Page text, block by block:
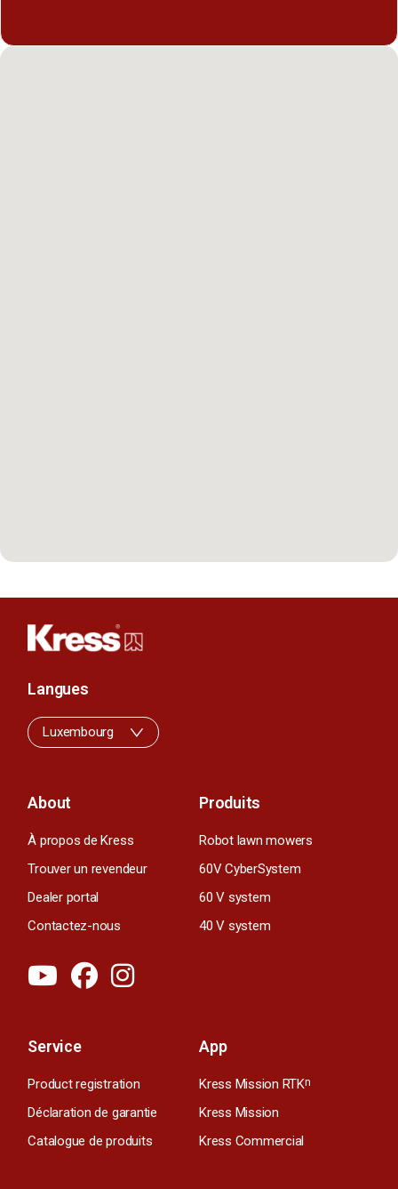
About
À propos de Kress
Trouver un revendeur
Dealer portal
Contactez-nous
Produits
Robot lawn mowers
60V CyberSystem
60 V system
40 V system
Service
Product registration
Déclaration de garantie
Catalogue de produits
App
Kress Mission RTKn
Kress Mission
Kress Commercial
Langues
Luxembourg